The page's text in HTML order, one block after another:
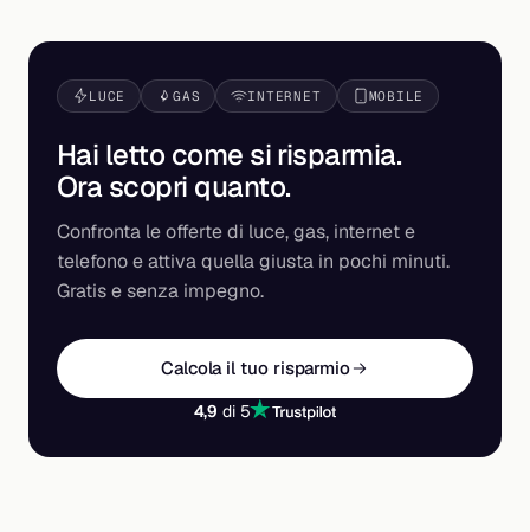
LUCE GAS INTERNET MOBILE
Hai letto come si risparmia.
Ora scopri quanto.
Confronta le offerte di luce, gas, internet e
telefono e attiva quella giusta in pochi minuti.
Gratis e senza impegno.
Calcola il tuo risparmio
4,9 di 5